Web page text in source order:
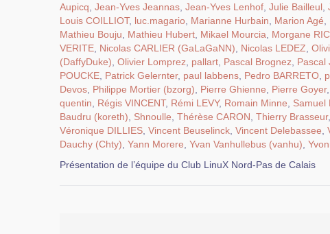
Aupicq Jean-Yves Jeannas Jean-Yves Lenhof Julie Bailleul
Louis COILLIOT, luc.magario Marianne Hurbain Marion Agé
Mathieu Bouju
Mathieu Hubert Mikael Mourcia Morgane
VERITE Nicolas CARLIER (GaLaGaNN) Nicolas LEDEZ
(DaffyDuke) Olivier Lomprez pallart Pascal Brognez Pascal
POUCKE Patrick Gelernter, paul labbens Pedro BARRETO
Devos Philippe Mortier (bzorg) Pierre Ghienne Pierre Goyer,
quentin
Régis VINCENT, Rémi LEVY, Romain Minne Samuel
Baudru (koreth)
Shnoulle Thérèse CARON Thierry Brasseur,
Véronique DILLIES Vincent Beuselinck Vincent Delebassee
Dauchy (Chty) Yann Morere Yvan Vanhullebus (vanhu)
Présentation de l’équipe du Club LinuX Nord-Pas de Calais